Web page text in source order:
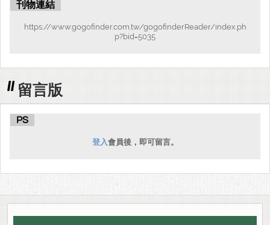
刊物連結
https://www.gogofinder.com.tw/gogofinderReader/index.ph
p?bid=5035
留言版
PS
登入會員後，即可留言。